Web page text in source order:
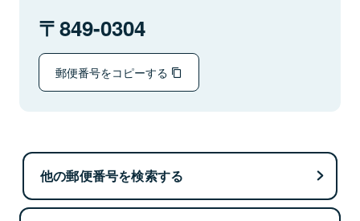
849-0304
郵便番号をコピーする
他の郵便番号を検索する